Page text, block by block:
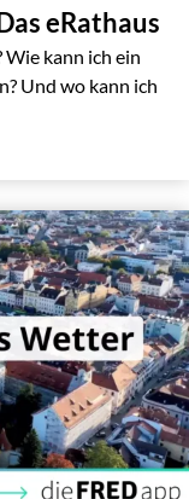
eRathaus
Wie kann ich ein
Und wo kann ich